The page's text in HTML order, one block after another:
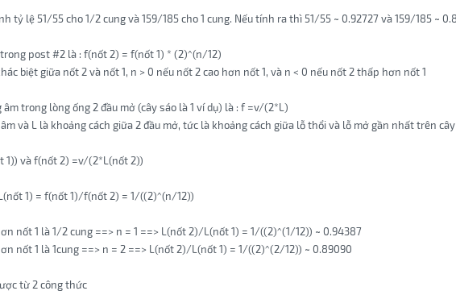
tỷ lệ 51/55 cho 1/2 cung và 159/185 cho 1 cung. Nếu tính ra thì 51/55 ~ 0.92727 và 159/185 ~
post #2 là : f(nốt 2) = f(nốt 1) * (2)^(n/12)
biệt giữa nốt 2 và nốt 1, n > 0 nếu nốt 2 cao hơn nốt 1, và n < 0 nếu nốt 2 thấp hơn nốt 1
âm trong lòng ống 2 đầu mở (cây sáo là 1 ví dụ) là : f =v/(2*L)
và L là khoảng cách giữa 2 đầu mở, tức là khoảng cách giữa lỗ thổi và lỗ mở gần nhất trên
1)) và f(nốt 2) =v/(2*L(nốt 2))
1) = f(nốt 1)/f(nốt 2) = 1/((2)^(n/12))
nốt 1 là 1/2 cung ==> n = 1 ==> L(nốt 2)/L(nốt 1) = 1/((2)^(1/12)) ~ 0.94387
nốt 1 là 1cung ==> n = 2 ==> L(nốt 2)/L(nốt 1) = 1/((2)^(2/12)) ~ 0.89090
từ 2 công thức